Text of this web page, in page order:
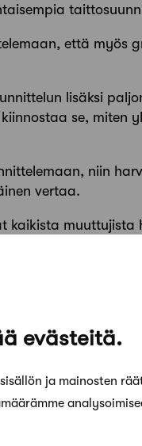
evästeitä.
ja mainosten
että myös
lisäksi
se, miten
niin
vertaa.
kaikista